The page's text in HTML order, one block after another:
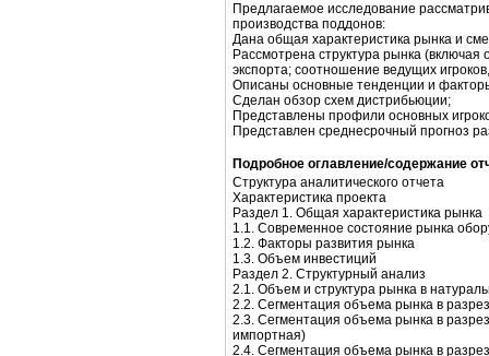
Предлагаемое исследование
производства поддонов:
Дана общая характеристика рынка и
Рассмотрена структура рынка
экспорта; соотношение ведущих
Описаны основные тенденции и
Сделан обзор схем дистрибьюции;
Представлены профили основных
Представлен среднесрочный прогноз
Подробное оглавление/содержание
Структура аналитического отчета
Характеристика проекта
Раздел 1. Общая характеристика рынка
1.1. Современное состояние рынка
1.2. Факторы развития рынка
1.3. Объем инвестиций
Раздел 2. Структурный анализ
2.1. Объем и структура рынка в
2.2. Сегментация объема рынка в
2.3. Сегментация объема рынка в
импортная)
2.4. Сегментация объема рынка в